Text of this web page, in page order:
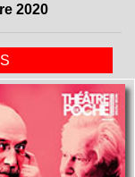
2020